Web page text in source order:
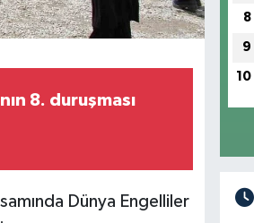
8. duruşması
Dünya Engelliler
8
9
10